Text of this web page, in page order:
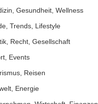
Gesundheit, Wellness
Trends, Lifestyle
Recht, Gesellschaft
Events
Reisen
Energie